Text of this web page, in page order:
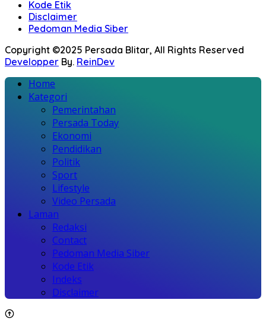
Kode Etik
Disclaimer
Pedoman Media Siber
Copyright ©2025 Persada Blitar, All Rights Reserved
Developper By. ReinDev
Home
Kategori
Pemerintahan
Persada Today
Ekonomi
Pendidikan
Politik
Sport
Lifestyle
Video Persada
Laman
Redaksi
Contact
Pedoman Media Siber
Kode Etik
Indeks
Disclaimer